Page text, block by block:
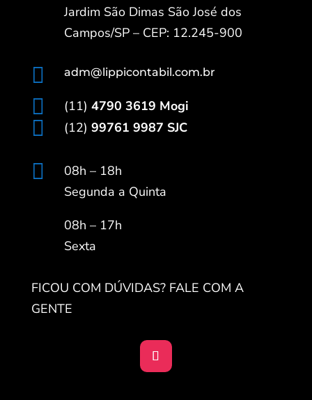
Jardim São Dimas São José dos
Campos/SP – CEP: 12.245-900
 adm@lippicontabil.com.br
 (11) 4790 3619 Mogi
 (12) 99761 9987 SJC

08h – 18h
Segunda a Quinta
08h – 17h
Sexta
FICOU COM DÚVIDAS? FALE COM A
GENTE